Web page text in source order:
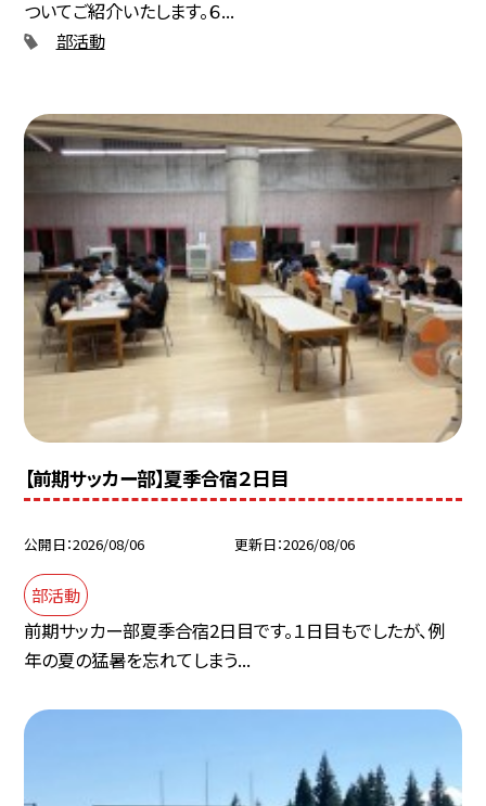
ついてご紹介いたします。６...
部活動
【前期サッカー部】夏季合宿２日目
公開日 2026/08/06 更新日 2026/08/06
部活動
前期サッカー部夏季合宿2日目です。１日目もでしたが、例
年の夏の猛暑を忘れてしまう...